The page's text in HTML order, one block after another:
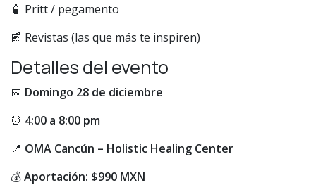
🧴 Pritt / pegamento
📰 Revistas (las que más te inspiren)
Detalles del evento
📅 Domingo 28 de diciembre
⏰ 4:00 a 8:00 pm
📍 OMA Cancún – Holistic Healing Center
💰Aportación: $990 MXN